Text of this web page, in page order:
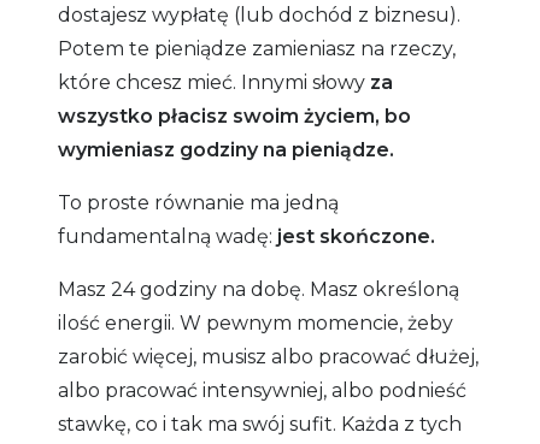
dostajesz wypłatę (lub dochód z biznesu).
Potem te pieniądze zamieniasz na rzeczy,
które chcesz mieć. Innymi słowy za
wszystko płacisz swoim życiem, bo
wymieniasz godziny na pieniądze.
To proste równanie ma jedną
fundamentalną wadę: jest skończone.
Masz 24 godziny na dobę. Masz określoną
ilość energii. W pewnym momencie, żeby
zarobić więcej, musisz albo pracować dłużej,
albo pracować intensywniej, albo podnieść
stawkę, co i tak ma swój sufit. Każda z tych